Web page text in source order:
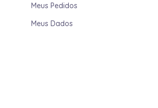
Meus Pedidos
Meus Dados